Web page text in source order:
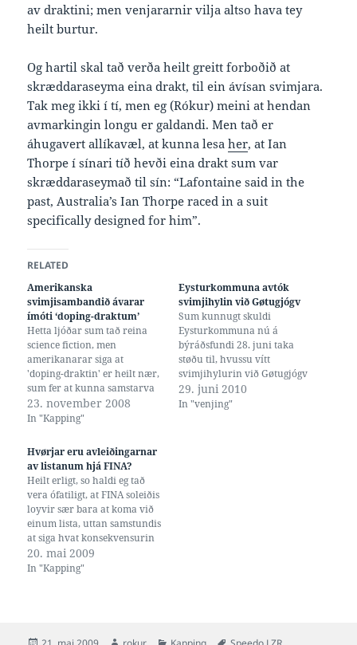
av draktini; men venjararnir vilja altso hava tey
heilt burtur.
Og hartil skal tað verða heilt greitt forboðið at
skræddaraseyma eina drakt, til ein ávísan svimjara.
Tak meg ikki í tí, men eg (Rókur) meini at hendan
avmarkingin longu er galdandi. Men tað er
áhugavert allíkavæl, at kunna lesaher, at Ian
Thorpe í sínari tíð hevði eina drakt sum var
skræddaraseymað til sín: “Lafontaine said in the
past, Australia’s Ian Thorpe raced in a suit
specifically designed for him”.
RELATED
Amerikanska
svimjisambandið ávarar
ímóti ‘doping-draktum’
Hetta ljóðar sum tað reina
science fiction, men
amerikanarar siga at
'doping-draktin' er heilt nær,
sum fer at kunna samstarva
við nervaskipanina og
heilanum hjá svimjararnum,
pínu longur. Talan er um
draktir sum dekka allan
kroppin, frá øklum og út á
handliðirnar, og…
23. november 2008
In "Kapping"
Eysturkommuna avtók
svimjihylin við Gøtugjógv
Sum kunnugt skuldi
Eysturkommuna nú á
býráðsfundi 28. juni taka
støðu til, hvussu vítt
svimjihylurin við Gøtugjógv
skuldi niðurleggjast, so at
Skeggjar og aðrir svimjarar í
29. juni 2010
In "venjing"
Hvørjar eru avleiðingarnar
av listanum hjá FINA?
Heilt erligt, so haldi eg tað
vera ófatiligt, at FINA soleiðis
loyvir sær bara at koma við
einum lista, uttan samstundis
at siga hvat konsekvensurin
er av teirra avgerðum. Og
her serliga, um tíðir svomnar
20. mai 2009
In "Kapping"
Posted Author Categories Tags